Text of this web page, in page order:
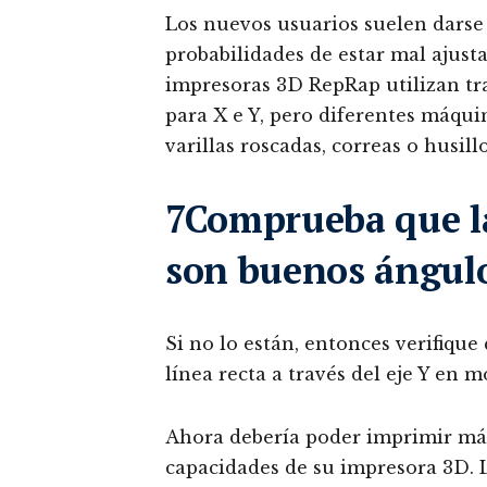
Los nuevos usuarios suelen
probabilidades de estar mal
impresoras 3D RepRap utilizan
para X e Y, pero diferentes
varillas roscadas, correas o
7Comprueba que
son buenos
Si no lo están, entonces
línea recta a través del eje Y en
Ahora debería poder imprimir
capacidades de su impresora